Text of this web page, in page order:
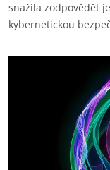
snažila zodpovědět
kybernetickou